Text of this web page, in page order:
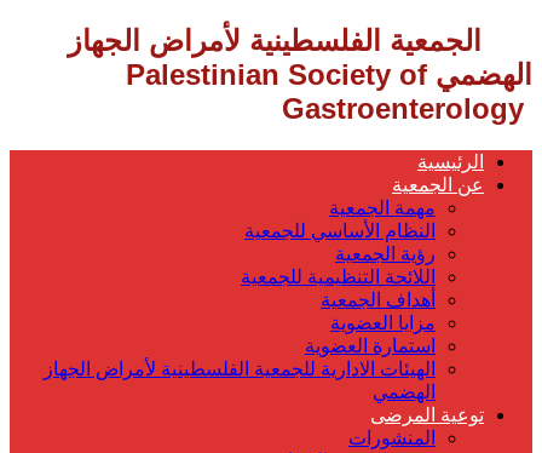
‎ الجمعية الفلسطينية لأمراض الجهاز
الهضمي Palestinian Society of
Gastroenterology ‎
الرئيسية
عن الجمعية
مهمة الجمعية
النظام الأساسي للجمعية
رؤية الجمعية
اللائحة التنظيمية للجمعية
أهداف الجمعية
مزايا العضوية
استمارة العضوية
الهيئات الادارية للجمعية الفلسطينية لأمراض الجهاز
الهضمي
توعية المرضى
المنشورات